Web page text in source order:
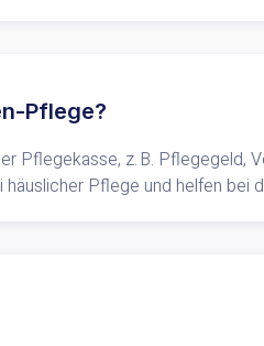
Pflege?
Pflegekasse, z. B. Pflegegeld,
Pflege und helfen bei